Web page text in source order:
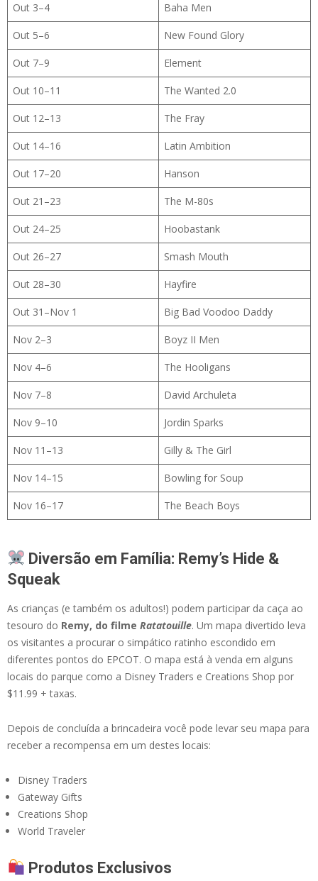
Out 3–4 Baha Men
Out 5–6 New Found Glory
Out 7–9 Element
Out 10–11 The Wanted 2.0
Out 12–13 The Fray
Out 14–16 Latin Ambition
Out 17–20 Hanson
Out 21–23 The M-80s
Out 24–25 Hoobastank
Out 26–27 Smash Mouth
Out 28–30 Hayfire
Out 31–Nov 1 Big Bad Voodoo Daddy
Nov 2–3 Boyz II Men
Nov 4–6 The Hooligans
Nov 7–8 David Archuleta
Nov 9–10 Jordin Sparks
Nov 11–13 Gilly & The Girl
Nov 14–15 Bowling for Soup
Nov 16–17 The Beach Boys
Diversão em Família: Remy’s Hide &
Squeak
As crianças (e também os adultos!) podem participar da caça ao
tesouro do Remy, do filme Ratatouille. Um mapa divertido leva
os visitantes a procurar o simpático ratinho escondido em
diferentes pontos do EPCOT. O mapa está à venda em alguns
locais do parque como a Disney Traders e Creations Shop por
$11.99 + taxas.
Depois de concluída a brincadeira você pode levar seu mapa para
receber a recompensa em um destes locais:
Disney Traders
Gateway Gifts
Creations Shop
World Traveler
Produtos Exclusivos